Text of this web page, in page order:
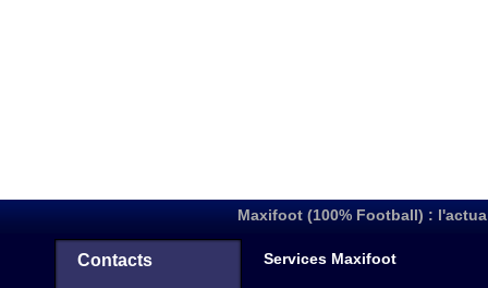
Maxifoot (100% Football) :
Contacts Services Maxifoot